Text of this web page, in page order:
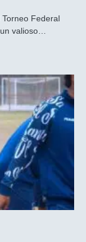
Federal
valioso…